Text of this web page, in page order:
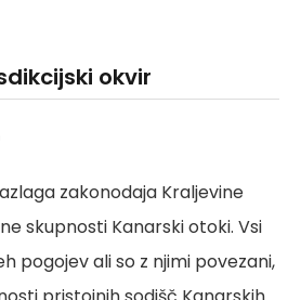
okvir
zakonodaja Kraljevine
skupnosti Kanarski otoki. Vsi
pogojev ali so z njimi povezani,